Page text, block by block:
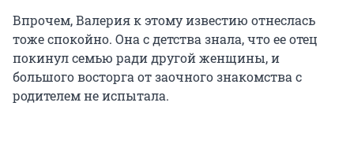
Впрочем, Валерия к этому известию отнеслась
тоже спокойно. Она с детства знала, что ее отец
покинул семью ради другой женщины, и
большого восторга от заочного знакомства с
родителем не испытала.